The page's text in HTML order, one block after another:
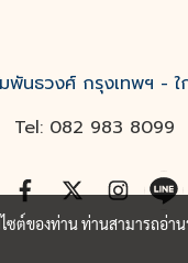
ธวงศ์ กรุงเทพฯ - ใ
Tel: 082 983 8099
ต์ของท่าน ท่านสามารถอ่าน